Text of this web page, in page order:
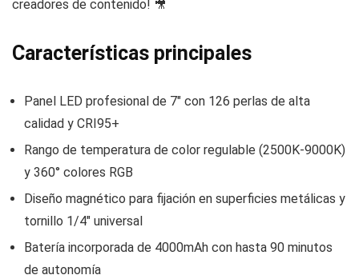
creadores de contenido! 🎥
Características principales
Panel LED profesional de 7″ con 126 perlas de alta
calidad y CRI95+
Rango de temperatura de color regulable (2500K-9000K)
y 360° colores RGB
Diseño magnético para fijación en superficies metálicas y
tornillo 1/4″ universal
Batería incorporada de 4000mAh con hasta 90 minutos
de autonomía